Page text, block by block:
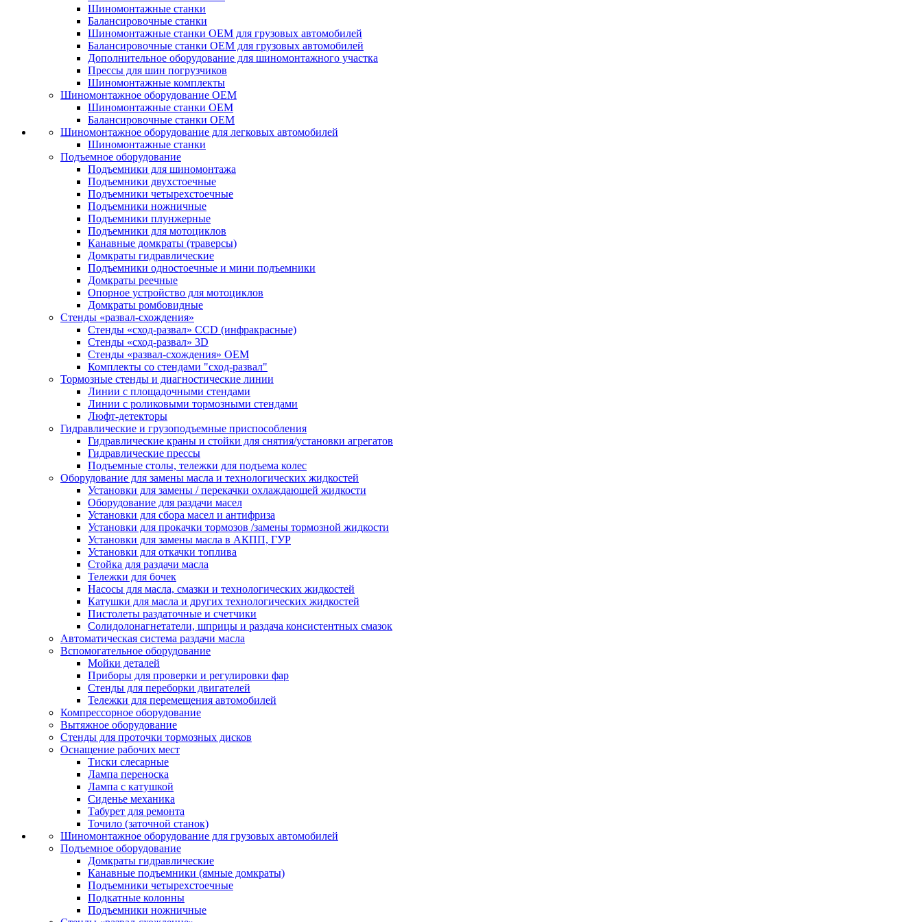
Шиномонтажные станки
Балансировочные станки
Шиномонтажные станки ОЕМ для грузовых автомобилей
Балансировочные станки ОЕМ для грузовых автомобилей
Дополнительное оборудование для шиномонтажного участка
Прессы для шин погрузчиков
Шиномонтажные комплекты
Шиномонтажное оборудование ОЕМ
Шиномонтажные станки ОЕМ
Балансировочные станки ОЕМ
Шиномонтажное оборудование для легковых автомобилей
Шиномонтажные станки
Подъемное оборудование
Подъемники для шиномонтажа
Подъемники двухстоечные
Подъемники четырехстоечные
Подъемники ножничные
Подъемники плунжерные
Подъемники для мотоциклов
Канавные домкраты (траверсы)
Домкраты гидравлические
Подъемники одностоечные и мини подъемники
Домкраты реечные
Опорное устройство для мотоциклов
Домкраты ромбовидные
Стенды «развал-схождения»
Стенды «сход-развал» CCD (инфракрасные)
Стенды «сход-развал» 3D
Стенды «развал-схождения» ОЕМ
Комплекты со стендами "сход-развал"
Тормозные стенды и диагностические линии
Линии с площадочными стендами
Линии с роликовыми тормозными стендами
Люфт-детекторы
Гидравлические и грузоподъемные приспособления
Гидравлические краны и стойки для снятия/установки агрегатов
Гидравлические прессы
Подъемные столы, тележки для подъема колес
Оборудование для замены масла и технологических жидкостей
Установки для замены / перекачки охлаждающей жидкости
Оборудование для раздачи масел
Установки для сбора масел и антифриза
Установки для прокачки тормозов /замены тормозной жидкости
Установки для замены масла в АКПП, ГУР
Установки для откачки топлива
Стойка для раздачи масла
Тележки для бочек
Насосы для масла, смазки и технологических жидкостей
Катушки для масла и других технологических жидкостей
Пистолеты раздаточные и счетчики
Солидолонагнетатели, шприцы и раздача консистентных смазок
Автоматическая система раздачи масла
Вспомогательное оборудование
Мойки деталей
Приборы для проверки и регулировки фар
Стенды для переборки двигателей
Тележки для перемещения автомобилей
Компрессорное оборудование
Вытяжное оборудование
Стенды для проточки тормозных дисков
Оснащение рабочих мест
Тиски слесарные
Лампа переноска
Лампа с катушкой
Сиденье механика
Табурет для ремонта
Точило (заточной станок)
Шиномонтажное оборудование для грузовых автомобилей
Подъемное оборудование
Домкраты гидравлические
Канавные подъемники (ямные домкраты)
Подъемники четырехстоечные
Подкатные колонны
Подъемники ножничные